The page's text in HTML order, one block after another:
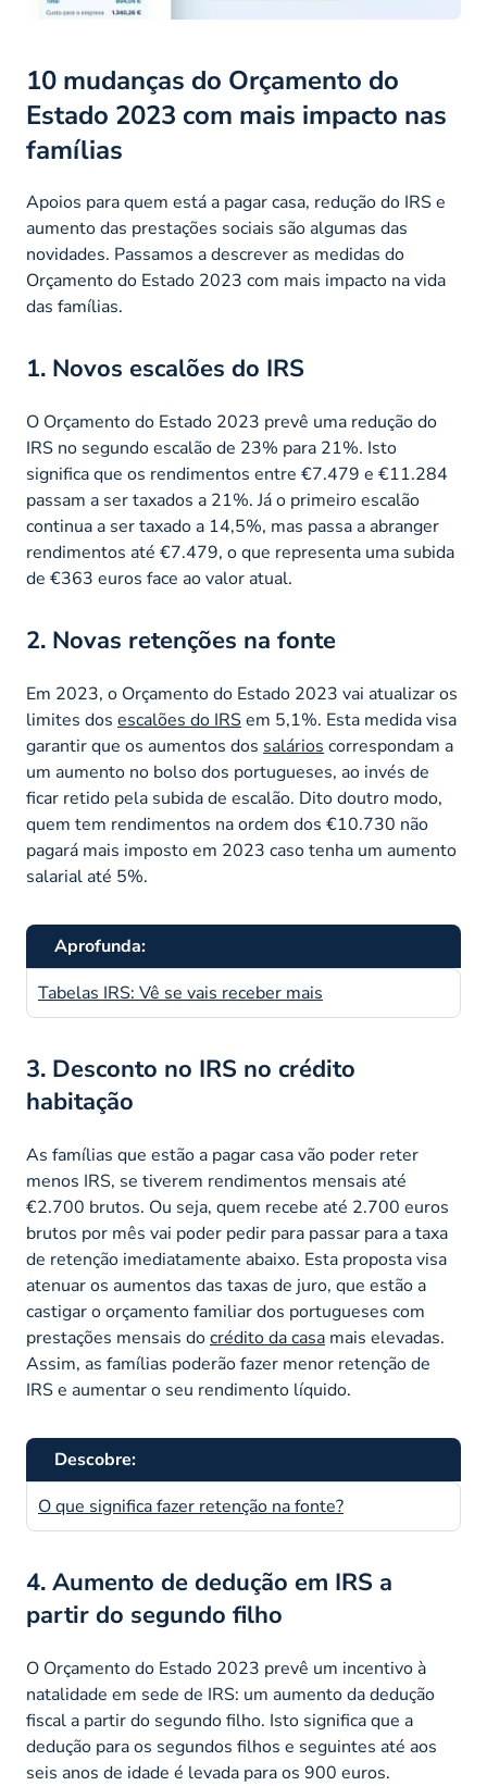
10 mudanças do Orçamento do
Estado 2023 com mais impacto nas
famílias
Apoios para quem está a pagar casa, redução do IRS e
aumento das prestações sociais são algumas das
novidades. Passamos a descrever as medidas do
Orçamento do Estado 2023 com mais impacto na vida
das famílias.
1. Novos escalões do IRS
O Orçamento do Estado 2023 prevê uma redução do
IRS no segundo escalão de 23% para 21%. Isto
significa que os rendimentos entre €7.479 e €11.284
passam a ser taxados a 21%. Já o primeiro escalão
continua a ser taxado a 14,5%, mas passa a abranger
rendimentos até €7.479, o que representa uma subida
de €363 euros face ao valor atual.
2. Novas retenções na fonte
Em 2023, o Orçamento do Estado 2023 vai atualizar os
limites dos escalões do IRSem 5,1%. Esta medida visa
garantir que os aumentos dos salários correspondam a
um aumento no bolso dos portugueses, ao invés de
ficar retido pela subida de escalão. Dito doutro modo,
quem tem rendimentos na ordem dos €10.730 não
pagará mais imposto em 2023 caso tenha um aumento
salarial até 5%.
Aprofunda:
Tabelas IRS: Vê se vais receber mais
3. Desconto no IRS no crédito
habitação
As famílias que estão a pagar casa vão poder reter
menos IRS, se tiverem rendimentos mensais até
€2.700 brutos. Ou seja, quem recebe até 2.700 euros
brutos por mês vai poder pedir para passar para a taxa
de retenção imediatamente abaixo. Esta proposta visa
atenuar os aumentos das taxas de juro, que estão a
castigar o orçamento familiar dos portugueses com
prestações mensais docrédito da casa mais elevadas.
Assim, as famílias poderão fazer menor retenção de
IRS e aumentar o seu rendimento líquido.
Descobre:
O que significa fazer retenção na fonte?
4. Aumento de dedução em IRS a
partir do segundo filho
O Orçamento do Estado 2023 prevê um incentivo à
natalidade em sede de IRS: um aumento da dedução
fiscal a partir do segundo filho. Isto significa que a
dedução para os segundos filhos e seguintes até aos
seis anos de idade é levada para os 900 euros.